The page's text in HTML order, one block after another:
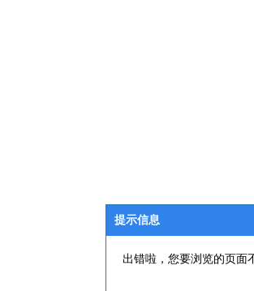
提示信息
出错啦，您要浏览的页面